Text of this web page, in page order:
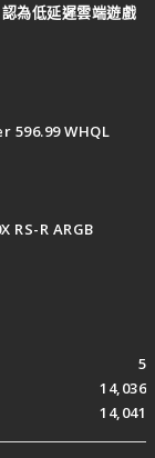
為低延遲雲端遊戲
596.99 WHQL
RS-R ARGB
5
14,036
14,041